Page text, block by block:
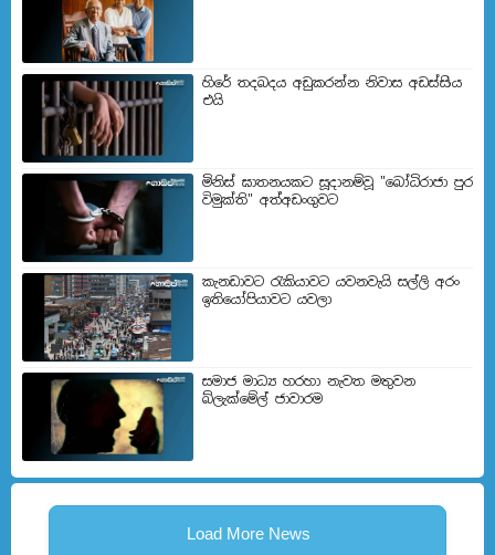
හිරේ තදබදය අඩුකරන්න නිවාස අඩස්සිය
එයි
මිනිස් ඝාතනයකට සූදානම්වූ "බෝධිරාජා පුර
විමුක්ති" අත්අඩංගුවට
කැනඩාවට රැකියාවට යවනවැයි සල්ලි අරං
ඉතියෝපියාවට යවලා
සමාජ මාධ්‍ය හරහා නැවත මතුවන
බ්ලැක්මේල් ජාවාරම
Load More News